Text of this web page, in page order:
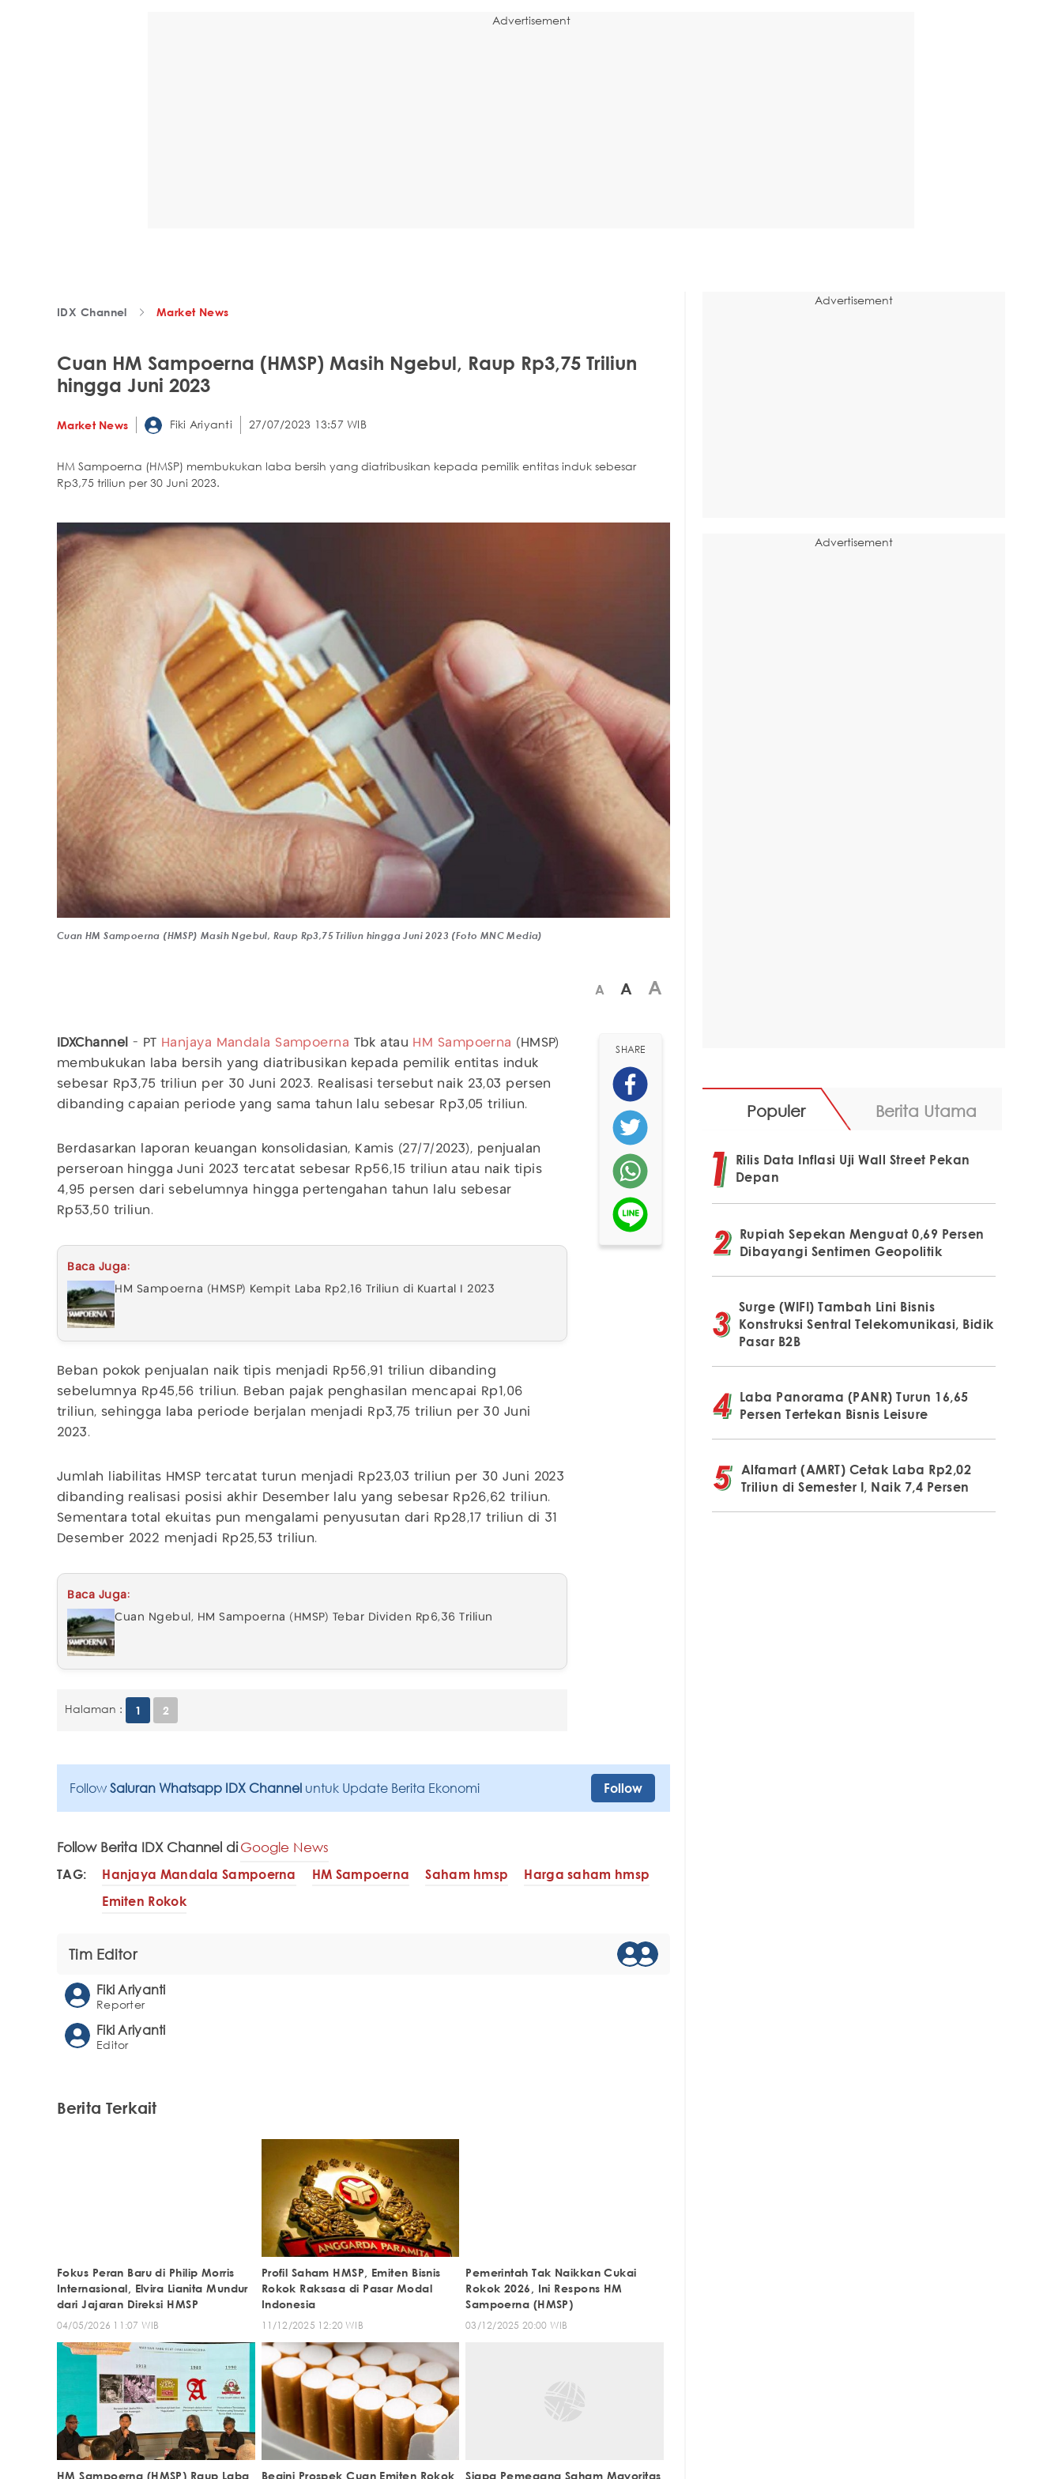
Advertisement
IDX Channel Market News
Cuan HM Sampoerna (HMSP) Masih Ngebul, Raup Rp3,75 Triliun
hingga Juni 2023
Market News Fiki Ariyanti 27/07/2023 13:57 WIB
HM Sampoerna (HMSP) membukukan laba bersih yang diatribusikan kepada pemilik entitas induk sebesar
Rp3,75 triliun per 30 Juni 2023.
Cuan HM Sampoerna (HMSP) Masih Ngebul, Raup Rp3,75 Triliun hingga Juni 2023 (Foto MNC Media)
A A A
IDXChannel - PT Hanjaya Mandala Sampoerna Tbk atau HM Sampoerna (HMSP)
membukukan laba bersih yang diatribusikan kepada pemilik entitas induk
sebesar Rp3,75 triliun per 30 Juni 2023. Realisasi tersebut naik 23,03 persen
dibanding capaian periode yang sama tahun lalu sebesar Rp3,05 triliun.
Berdasarkan laporan keuangan konsolidasian, Kamis (27/7/2023), penjualan
perseroan hingga Juni 2023 tercatat sebesar Rp56,15 triliun atau naik tipis
4,95 persen dari sebelumnya hingga pertengahan tahun lalu sebesar
Rp53,50 triliun.
Baca Juga:
HM Sampoerna (HMSP) Kempit Laba Rp2,16 Triliun di Kuartal I 2023
Beban pokok penjualan naik tipis menjadi Rp56,91 triliun dibanding
sebelumnya Rp45,56 triliun. Beban pajak penghasilan mencapai Rp1,06
triliun, sehingga laba periode berjalan menjadi Rp3,75 triliun per 30 Juni
2023.
Jumlah liabilitas HMSP tercatat turun menjadi Rp23,03 triliun per 30 Juni 2023
dibanding realisasi posisi akhir Desember lalu yang sebesar Rp26,62 triliun.
Sementara total ekuitas pun mengalami penyusutan dari Rp28,17 triliun di 31
Desember 2022 menjadi Rp25,53 triliun.
Baca Juga:
Cuan Ngebul, HM Sampoerna (HMSP) Tebar Dividen Rp6,36 Triliun
Halaman : 1 2
SHARE
Follow Saluran Whatsapp IDX Channel untuk Update Berita Ekonomi Follow
Follow Berita IDX Channel diGoogle News
TAG: Hanjaya Mandala Sampoerna HM Sampoerna Saham hmsp
Harga saham hmsp
Emiten Rokok
Tim Editor
Fiki Ariyanti
Reporter
Fiki Ariyanti
Editor
Berita Terkait
Fokus Peran Baru di Philip Morris
Internasional, Elvira Lianita Mundur
dari Jajaran Direksi HMSP
04/05/2026 11:07 WIB
Profil Saham HMSP, Emiten Bisnis
Rokok Raksasa di Pasar Modal
Indonesia
11/12/2025 12:20 WIB
Pemerintah Tak Naikkan Cukai
Rokok 2026, Ini Respons HM
Sampoerna (HMSP)
03/12/2025 20:00 WIB
HM Sampoerna (HMSP) Raup Laba Begini Prospek Cuan Emiten Rokok Siapa Pemegang Saham Mayoritas
Advertisement
Advertisement
Populer Berita Utama
Rilis Data Inflasi Uji Wall Street Pekan
Depan
Rupiah Sepekan Menguat 0,69 Persen
Dibayangi Sentimen Geopolitik
Surge (WIFI) Tambah Lini Bisnis
Konstruksi Sentral Telekomunikasi, Bidik
Pasar B2B
Laba Panorama (PANR) Turun 16,65
Persen Tertekan Bisnis Leisure
Alfamart (AMRT) Cetak Laba Rp2,02
Triliun di Semester I, Naik 7,4 Persen